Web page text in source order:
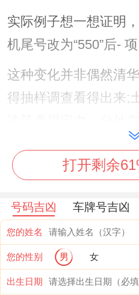
实际例子想一想证明
机尾号改为“550”后-
这种变化并非偶然清
得抽样调查看得出来;
易经数理：卦象跟着
各式各样卦象。
对于属龙者而言 “8”是
厚德载物 -跟龙行天
打开剩余
号码吉凶 车牌号吉凶
您的姓名
您的性别 男 女
出生日期